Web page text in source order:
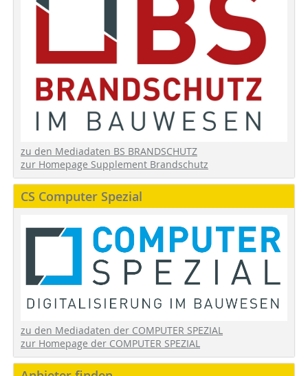
zu den Mediadaten BS BRANDSCHUTZ
zur Homepage Supplement Brandschutz
CS Computer Spezial
zu den Mediadaten der COMPUTER SPEZIAL
zur Homepage der COMPUTER SPEZIAL